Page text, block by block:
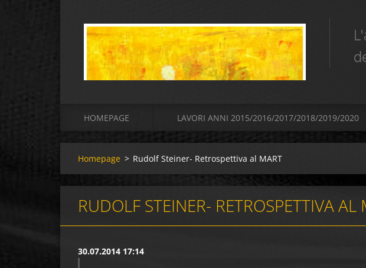
HOMEPAGE LAVORI ANNI 2015/2016/2017/2018/2019/2020
Homepage > Rudolf Steiner- Retrospettiva al MART
RUDOLF STEINER- RETROSPETTIVA AL
30.07.2014 17:14